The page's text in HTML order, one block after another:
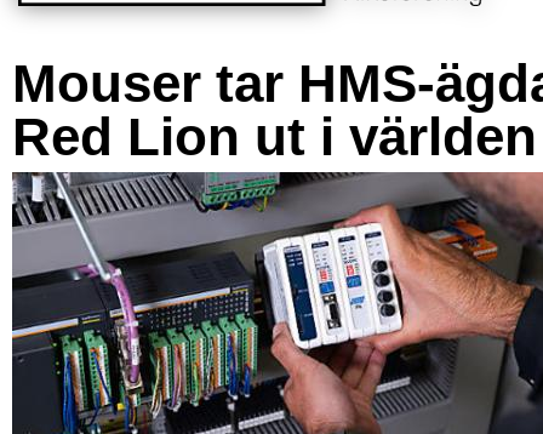
Mouser tar HMS-
Red Lion ut i världen